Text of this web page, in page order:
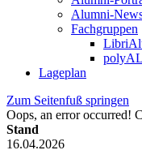
Alumni-
Fachgruppen
Lageplan
Zum Seitenfuß springen
Oops, an error occurred!
Stand
16.04.2026